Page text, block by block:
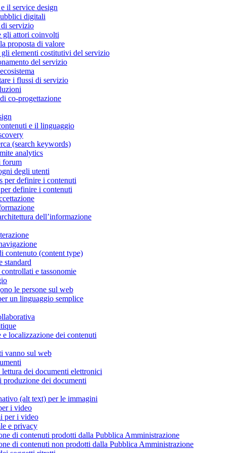
il service design
digitali
servizio
gli attori coinvolti
proposta di valore
gli elementi costitutivi del servizio
del servizio
i flussi di servizio
co-progettazione
e il linguaggio
(search keywords)
analytics
forum
degli utenti
per definire i contenuti
definire i contenuti
dell’informazione
contenuto (content type)
standard
e tassonomie
le persone sul web
un linguaggio semplice
e localizzazione dei contenuti
vanno sul web
dei documenti elettronici
dei documenti
(alt text) per le immagini
i video
per i video
e privacy
di contenuti prodotti dalla Pubblica Amministrazione
di contenuti non prodotti dalla Pubblica Amministrazione